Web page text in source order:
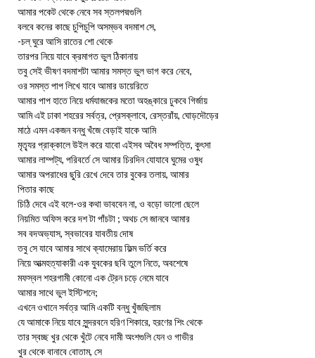
আমার পকেট থেকে নেবে সব স্তলপদ্মগুলি
বলবে কনের কাছে চুপিচুপি অসম্ভব বদমাশ সে,
-চল্‌ ঘুরে আসি রাতের শো থেকে
তারপর নিয়ে যাবে ক্রমাগত ভুল ঠিকানায়
তবু সেই ভীষণ বদমাশটা আমার সমস্ত ভুল ভাগ করে নেবে,
ওর সমস্ত পাপ লিখে যাবে আমার ডায়েরিতে
আমার পাপ হাতে নিয়ে ধর্মযাজকের মতো অহঙ্কারে ঢুকবে গির্জায়
আমি এই ঢাকা শহরের সর্বত্র, প্রেসক্লাবে, রেস্তরাঁয়, ঘোড়দৌড়ের
মাঠে এমন একজন বন্ধু খঁজে বেড়াই যাকে আমি
মৃত্যৃর প্রাক্কালে উইল করে যাবো এইসব অবৈধ সম্পত্তি, কুৎসা
আমার লাম্পট্য, পরিবর্তে সে আমার চিরদিন যোযাবে ঘুমের ওষুধ
আমার অপরাধের ছুরি রেখে দেবে তার বুকের তলায়, আমার
পিতার কাছে
চিঠি দেবে এই বলে-ওর কথা ভাববেন না, ও বড়ো ভালো ছেলে
নিয়মিত অফিস করে দশ টা পাঁচটা ; অথচ সে জানবে আমার
সব বদঅভ্যাস, স্বভাবের যাবতীয় দোষ
তবু সে যাবে আমার সাথে ক্যামেরায় ফিল্ম ভর্তি করে
নিয়ে আত্মহত্যাকারী এক যুবকের ছবি তুলে নিতে, অবশেষে
মফস্বল শহরগামী কোনো এক ট্রেন চড়ে নেমে যাবে
আমার সাথে ভুল ইস্টিশনে;
এখনে ওখানে সর্বত্র আমি একটি বন্ধু খুঁজছিলাম
যে আমাকে নিয়ে যাবে সুন্দরবনে হরিণ শিকারে, হরণের শিং থেকে
তার স্বচ্ছ খুর থেকে খুঁটে নেবে দামী অংশগুলি যেন ও গাভীর
খুর থেকে বানাবে বোতাম, সে